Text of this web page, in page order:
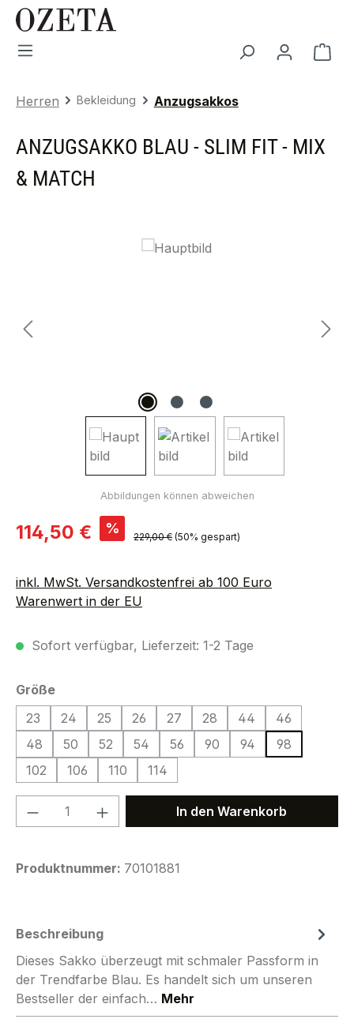
Zum Hauptinhalt springen
Herren Bekleidung Anzugsakkos
ANZUGSAKKO BLAU - SLIM FIT - MIX
& MATCH
Bildergalerie überspringen
Verkaufspreis:
114,50 € % Regulärer Preis:
229,00 € (50% gespart)
inkl. MwSt. Versandkostenfrei ab 100 Euro
Warenwert in der EU
Sofort verfügbar, Lieferzeit: 1-2 Tage
Größeauswählen
23
24 25 26 27 28 44
46
48
50 52 54 56 90 94
98
102
106 110 114
Produkt Anzahl: Gib denIn den Warenkorb
Produktnummer: 70101881
Beschreibung
Dieses Sakko überzeugt mit schmaler Passform in
der Trendfarbe Blau. Es handelt sich um unseren
Bestseller der einfach… Mehr